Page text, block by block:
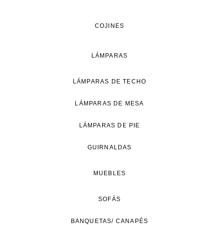
COJINES
LÁMPARAS
LÁMPARAS DE TECHO
LÁMPARAS DE MESA
LÁMPARAS DE PIE
GUIRNALDAS
MUEBLES
SOFÁS
BANQUETAS/ CANAPÉS